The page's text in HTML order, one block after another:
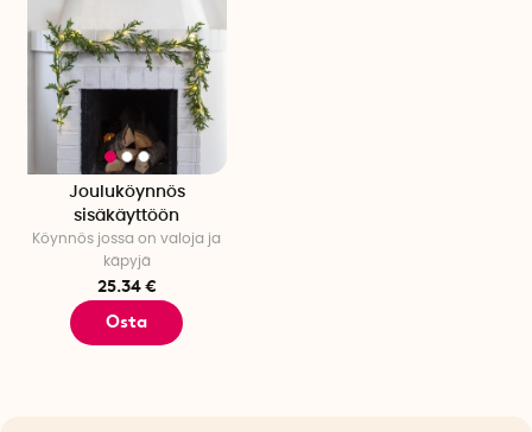
Jouluköynnös
sisäkäyttöön
Köynnös jossa on valoja ja
käpyjä
25.34 €
Osta